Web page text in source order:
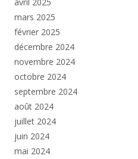
mars 2025
février 2025
décembre 2024
novembre 2024
octobre 2024
septembre 2024
août 2024
juillet 2024
juin 2024
mai 2024